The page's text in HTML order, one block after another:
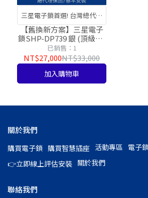
三星電子鎖首選! 台灣總代理
公司貨!
【舊換新方案】三星電子
鎖SHP-DP739 銀 (頂級款)
感應卡/密碼/藍芽APP/指
紋/鑰匙【台灣總代理公司
貨】
已銷售：1
NT$27,000NT$33,000
加入購物車
關於我們
購買電子鎖 購買智慧插座 活動專區 電子
👉立即線上評估安裝 關於我們
聯絡我們